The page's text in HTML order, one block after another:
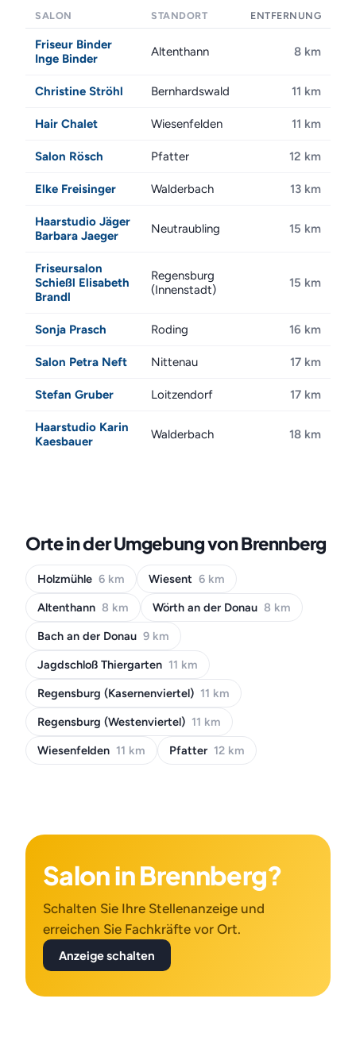
SALON STANDORT ENTFERNUNG
Friseur Binder
Inge Binder
Altenthann 8 km
Christine Ströhl Bernhardswald 11 km
Hair Chalet Wiesenfelden 11 km
Salon Rösch Pfatter 12 km
Elke Freisinger Walderbach 13 km
Haarstudio Jäger
Barbara Jaeger
Neutraubling 15 km
Friseursalon
Schießl Elisabeth
Brandl
Regensburg
(Innenstadt)
15 km
Sonja Prasch Roding 16 km
Salon Petra Neft Nittenau 17 km
Stefan Gruber Loitzendorf 17 km
Haarstudio Karin
Kaesbauer
Walderbach 18 km
Orte in der Umgebung von Brennberg
Holzmühle 6 km Wiesent 6 km
Altenthann 8 km Wörth an der Donau 8 km
Bach an der Donau 9 km
Jagdschloß Thiergarten 11 km
Regensburg (Kasernenviertel) 11 km
Regensburg (Westenviertel) 11 km
Wiesenfelden 11 km Pfatter 12 km
Salon in Brennberg?
Schalten Sie Ihre Stellenanzeige und
erreichen Sie Fachkräfte vor Ort.
Anzeige schalten